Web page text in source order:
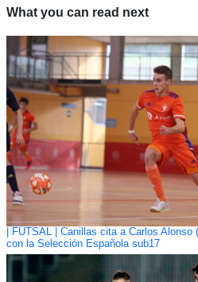
What you can read next
| FUTSAL | Canillas cita a Carlos
con la Selección Española sub17